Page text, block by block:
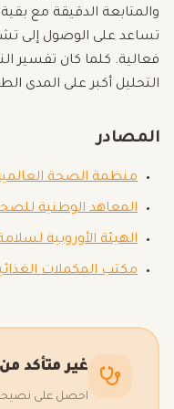
والمتابعة الدقيقة مع
تساعد على الوصول إلى
فعالية. كلما كان تفسير
التحليل أكبر على المدى
المصادر
منظمة الصحة
المعاهد الوطنية
الهيئة الأوروبية
مكتب المكملات
غير متأكد
احصل على